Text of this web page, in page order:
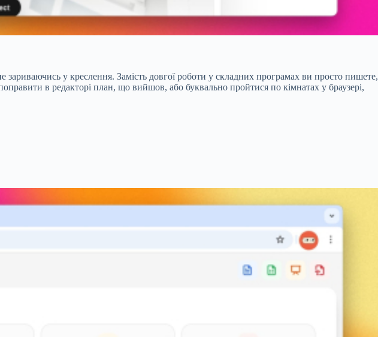
зариваючись у креслення. Замість довгої роботи у складних програмах ви просто пишете,
в редакторі план, що вийшов, або буквально пройтися по кімнатах у браузері,